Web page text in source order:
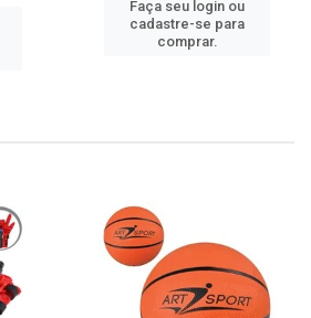
Faça seu login ou
cadastre-se para
comprar.